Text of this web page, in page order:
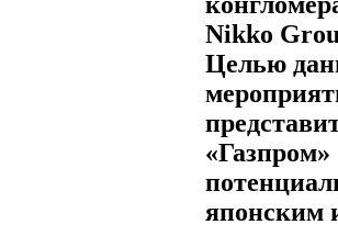
Nikko
Целью
«Газпром»
японским